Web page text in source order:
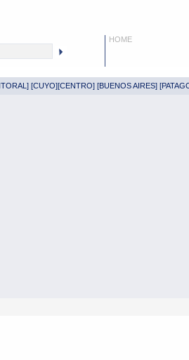
HOME
] [CUYO][CENTRO] [BUENOS AIRES] [